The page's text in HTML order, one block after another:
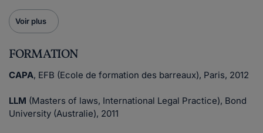
Voir plus
FORMATION
CAPA, EFB (Ecole de formation des barreaux), Paris, 2012
LLM (Masters of laws, International Legal Practice), Bond
University (Australie), 2011